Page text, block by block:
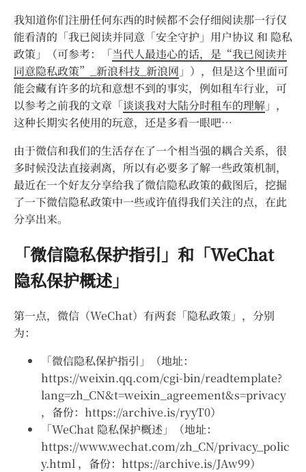
我知道你们注册任何东西的时候都不会仔细阅读那一行仅
能看清的「我已阅读并同意「安全守护」用户协议 和 隐私
政策」（可参考：「当代人最违心的话，是“我已阅读并
同意隐私政策”_新浪科技_新浪网 」），但是这个里面可
能会藏有许多的坑和意想不到的事实，例如租车行业，可
以参考之前我的文章「谈谈我对大陆分时租车的理解 」，
这种长期实名使用的玩意，还是多看一眼吧…
由于微信和我们的生活存在了一个相当强的耦合关系，很
多时候没法直接剥离，所以有必要多了解一些政策机制，
最近在一个好友分享给我了微信隐私政策的截图后，挖掘
了一下微信隐私政策中一些或许值得我们关注的点，在此
分享出来。
「微信隐私保护指引」和「WeChat
隐私保护概述」
第一点，微信（WeChat）有两套「隐私政策」，分别
为：
「微信隐私保护指引」（地址：
https://weixin.qq.com/cgi-bin/readtemplate?
lang=zh_CN&t=weixin_agreement&s=privacy
，备份：https://archive.is/ryyT0）
「WeChat 隐私保护概述」（地址：
https://www.wechat.com/zh_CN/privacy_polic
y.html ，备份：https://archive.is/JAw99）